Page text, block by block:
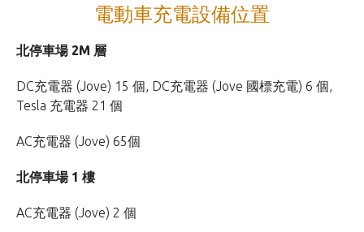
電動車充電設備位置
北停車場 2M 層
DC充電器 (Jove) 15 個, DC充電器 (Jove 國標充電) 6 個,
Tesla 充電器 21 個
AC充電器 (Jove) 65個
北停車場 1 樓
AC充電器 (Jove) 2 個